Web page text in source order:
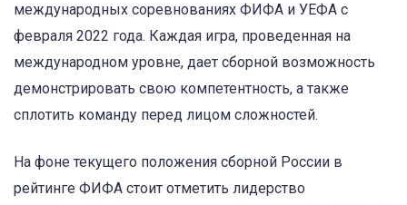
международных соревнованиях ФИФА и УЕФА с
февраля 2022 года. Каждая игра, проведенная на
международном уровне, дает сборной возможность
демонстрировать свою компетентность, а также
сплотить команду перед лицом сложностей.
На фоне текущего положения сборной России в
рейтинге ФИФА стоит отметить лидерство